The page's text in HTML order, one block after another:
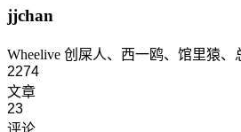
jjchan
Wheelive 创屎人、西一鸥、馆里猿、
2274
文章
23
评论